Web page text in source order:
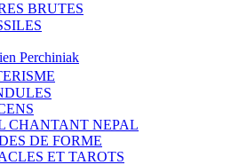
BRUTES
Perchiniak
CHANTANT NEPAL
DE FORME
ET TAROTS